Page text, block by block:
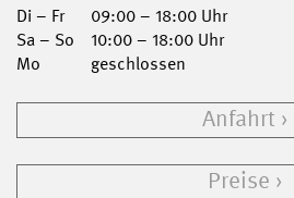
Di – Fr
09:00 – 18:00 Uhr
Sa – So
10:00 – 18:00 Uhr
Mo
geschlossen
Anfahrt
Preise